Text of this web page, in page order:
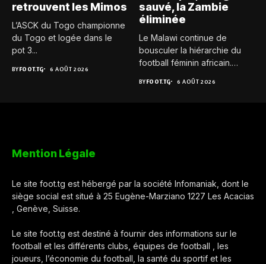
retrouvent les Mimos
L’ASCK du Togo championne
du Togo et logée dans le
pot 3...
BYFOOT.TG 6 AOÛT 2026
sauvé, la Zambie
éliminée
Le Malawi continue de
bousculer la hiérarchie du
football féminin africain.
BYFOOT.TG 6 AOÛT 2026
Mention Légale
Le site foot.tg est hébergé par la société Infomaniak, dont le
siège social est situé à 25 Eugène-Marziano 1227 Les Acacias
, Genève, Suisse.
Le site foot.tg est destiné à fournir des informations sur le
football et les différents clubs, équipes de football , les
joueurs, l’économie du football, la santé du sportif et les